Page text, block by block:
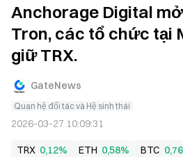
Anchorage Digital
Tron, các tổ chức tại
giữ TRX.
GateNews
Quan hệ đối tác và Hệ sinh thái
2026-03-27 10:09:31
TRX 0,12% ETH 0,58% BTC